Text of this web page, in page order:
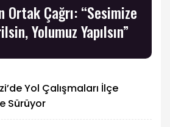
Ortak Çağrı: “Sesimize
Yolumuz Yapılsın”
Yol Çalışmaları İlçe
Sürüyor